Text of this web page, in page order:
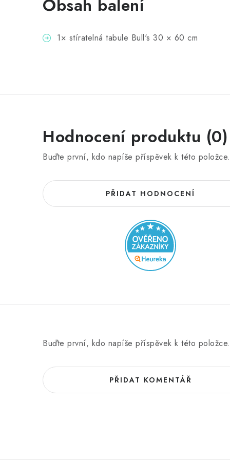
Obsah balení
1× stíratelná tabule Bull's 30 × 60 cm
Hodnocení produktu (0)
Buďte první, kdo napíše příspěvek k této položce.
PŘIDAT HODNOCENÍ
Buďte první, kdo napíše příspěvek k této položce.
PŘIDAT KOMENTÁŘ